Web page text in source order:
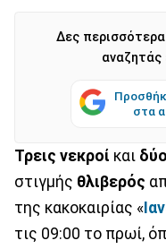
Δες
αναζητάς
στα
Τρεις νεκροί και
στιγμής θλιβερός
της κακοκαιρίας «
τις 09:00 το πρωί,